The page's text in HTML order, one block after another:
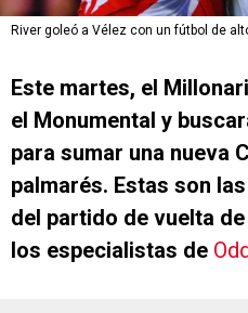
River goleó a Vélez con un fútbol de
Este martes, el
el Monumental y
para sumar una nueva
palmarés. Estas son
del partido de vuelta
los especialistas de